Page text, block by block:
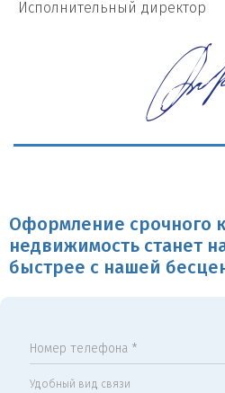
И сполнительный директор
Оформление срочного
недвижимость станет
быстрее с нашей
Номер телефона *
Удобный вид связи